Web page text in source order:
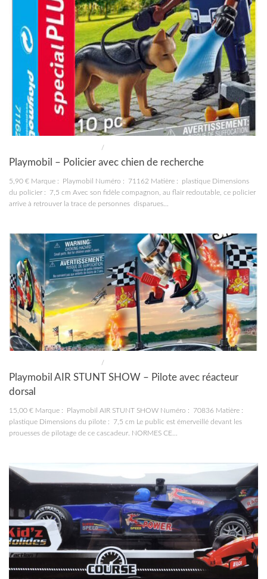
/
Playmobil – Policier avec chien de recherche
5,90 € Marque : Playmobil Numéro : 71162 Matière : plastique Dimensions
du policier : 7,5 cm Avec son fidèle compagnon, au flair redoutable, ce policier
arrive à retrouver la trace de personnes disparues...
/
Playmobil AIR STUNT SHOW – Pilote avec réacteur
dorsal
15,00 € Marque : Playmobil AIR STUNT SHOW Numéro : 70836 Matière :
plastique Dimensions du pilote : 7,5 cm Le public est émerveillé devant les
prouesses de pilotage de ce cascadeur. NORMES CE...